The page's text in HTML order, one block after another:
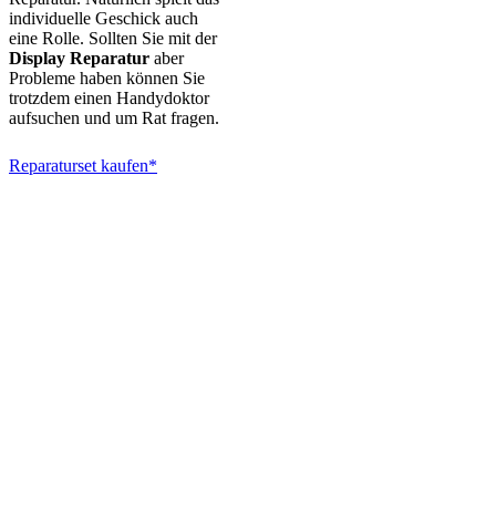
individuelle Geschick auch
eine Rolle. Sollten Sie mit der
Display Reparatur aber
Probleme haben können Sie
trotzdem einen Handydoktor
aufsuchen und um Rat fragen.
Reparaturset kaufen*